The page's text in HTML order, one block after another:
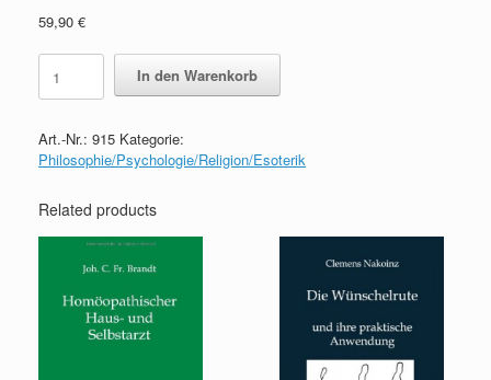
59,90 €
Die
großen
Heilungen
Lourdes
quantity
In den Warenkorb
Art.-Nr.: 915 Kategorie:
Philosophie/Psychologie/Religion/Esoterik
Related products